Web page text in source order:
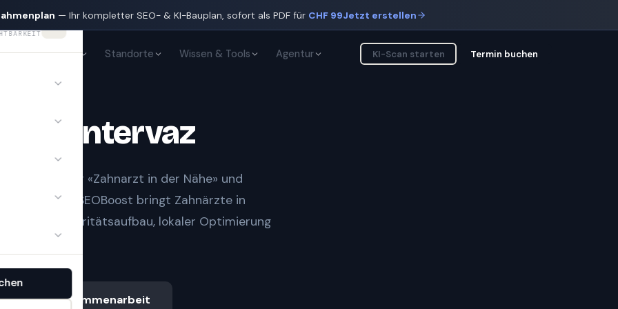
— Ihr kompletter SEO- & KI-Bauplan, sofort als PDF für CHF 99Jetzt erstellen
KI-Sichtbarkeit Standorte Wissen & Tools Agentur KI-Scan starten Termin buchen
inUntervaz
Notfall» oder «Zahnarzt in der Nähe» und
Treffern.
SEOBoost bringt Zahnärzte in
Autoritätsaufbau, lokaler Optimierung
Ablauf & Zusammenarbeit